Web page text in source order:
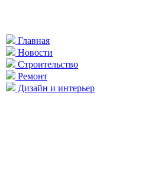
Главная
Новости
Строительство
Ремонт
Дизайн и интерьер